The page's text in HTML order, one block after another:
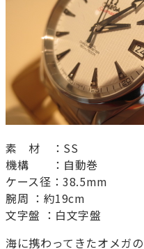
素 材 ：SS
機構 ：自動巻
ケース径：38.5mm
腕周 ：約19cm
文字盤 ：白文字盤
海に携わってきたオメガ